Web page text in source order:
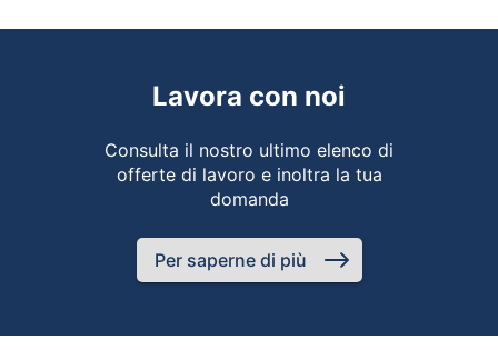
Lavora con noi
Consulta il nostro ultimo elenco di
offerte di lavoro e inoltra la tua
domanda
Per saperne di più